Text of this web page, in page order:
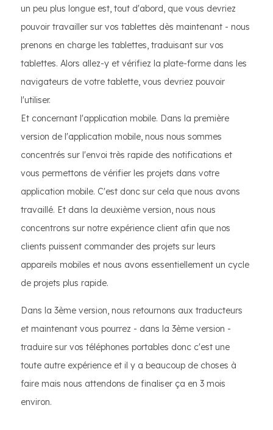
un peu plus longue est, tout d'abord, que vous devriez
pouvoir travailler sur vos tablettes dès maintenant - nous
prenons en charge les tablettes, traduisant sur vos
tablettes. Alors allez-y et vérifiez la plate-forme dans les
navigateurs de votre tablette, vous devriez pouvoir
l'utiliser.
Et concernant l'application mobile. Dans la première
version de l'application mobile, nous nous sommes
concentrés sur l'envoi très rapide des notifications et
vous permettons de vérifier les projets dans votre
application mobile. C'est donc sur cela que nous avons
travaillé. Et dans la deuxième version, nous nous
concentrons sur notre expérience client afin que nos
clients puissent commander des projets sur leurs
appareils mobiles et nous avons essentiellement un cycle
de projets plus rapide.
Dans la 3ème version, nous retournons aux traducteurs
et maintenant vous pourrez - dans la 3ème version -
traduire sur vos téléphones portables donc c'est une
toute autre expérience et il y a beaucoup de choses à
faire mais nous attendons de finaliser ça en 3 mois
environ.